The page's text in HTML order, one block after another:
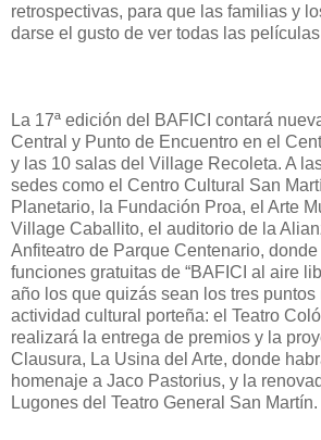
retrospectivas, para que las familias y
darse el gusto de ver todas las
La 17ª edición del BAFICI contará
Central y Punto de Encuentro en el
y las 10 salas del Village Recoleta. A
sedes como el Centro Cultural San
Planetario, la Fundación Proa, el Arte
Village Caballito, el auditorio de la
Anfiteatro de Parque Centenario,
funciones gratuitas de “BAFICI al aire
año los que quizás sean los tres
actividad cultural porteña: el Teatro
realizará la entrega de premios y la
Clausura, La Usina del Arte, donde
homenaje a Jaco Pastorius, y la
Lugones del Teatro General San Martín.